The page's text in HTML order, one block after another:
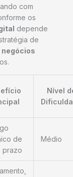
com
os
depende
de
negócios
Nível
de
prazo
Médio